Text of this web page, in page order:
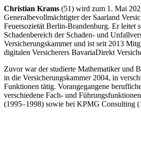
Christian Krams (51) wird zum 1. Mai
Generalbevollmächtigter der Saarland
Feuersozietät Berlin-Brandenburg. Er leitet
Schadenbereich der Schaden- und
Versicherungskammer und ist seit 2013
digitalen Versicherers BavariaDirekt
Zuvor war der studierte Mathematiker und
in die Versicherungskammer 2004, in
Funktionen tätig. Vorangegangene
verschiedene Fach- und
(1995–1998) sowie bei KPMG Consulting